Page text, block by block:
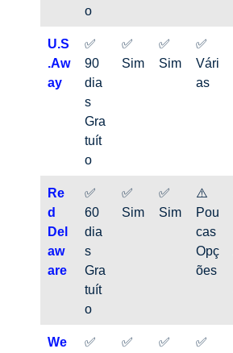
o
U.S
.Aw
ay
✅
90
dia
s
Gra
tuít
o
✅
Sim
✅
Sim
✅
Vári
as
Re
d
Del
aw
are
✅
60
dia
s
Gra
tuít
o
✅
Sim
✅
Sim
⚠️
Pou
cas
Opç
ões
We
✅
✅
✅
✅